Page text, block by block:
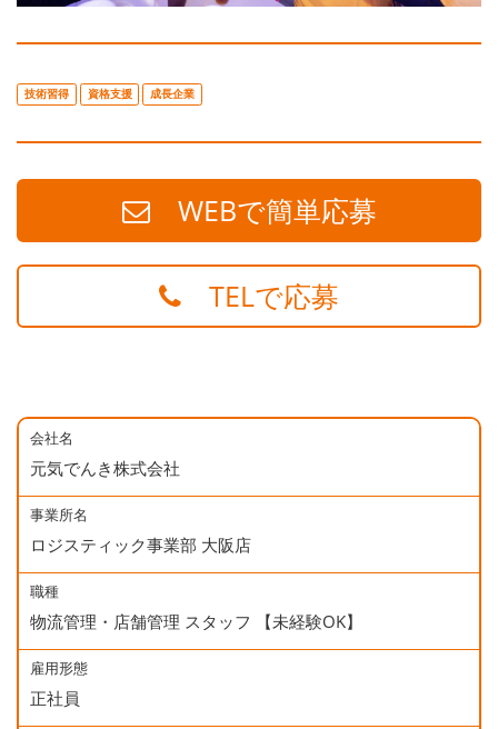
技術習得 資格支援 成長企業
WEBで簡単応募
TELで応募
会社名
元気でんき株式会社
事業所名
ロジスティック事業部 大阪店
職種
物流管理・店舗管理 スタッフ 【未経験OK】
雇用形態
正社員